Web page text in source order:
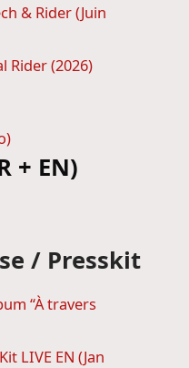
& Rider (Juin
Rider (2026)
+ EN)
/ Presskit
“À travers
LIVE EN (Jan